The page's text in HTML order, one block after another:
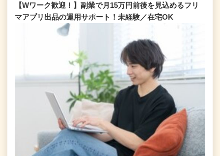
【Wワーク歓迎！】副業で月15万円前後を見込めるフリ
マアプリ出品の運用サポート！未経験／在宅OK